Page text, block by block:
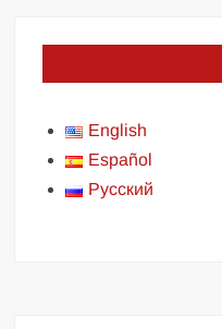
English
Español
Русский